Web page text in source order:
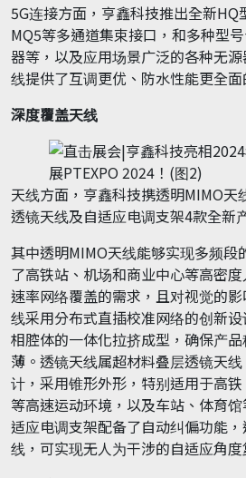
5G连接方面，亨鑫科技推出全新HQ
MQ5等多通道集束接口，和多种型
器等，以及应用场景广泛的各种无
线提供了互调更优、防水性能更全面
深度覆盖天线
天线方面，亨鑫科技携透明MIMO天
透镜天线及自适应电调支架4款全新
其中透明MIMO天线能够实现多频段
了高铁站、机场和商业中心等高密
速率网络覆盖的需求，且对视觉的
线采用分布式直插校准网络的创新
相腔体的一体化拉挤成型，确保产
薄。透镜天线属超材料叠层透镜天
计，采用锥形外形，特别适用于高
等高速运动环境，以及车站、体育
适应电调支架配备了自动纠偏功能
线，可实现无人为干涉的自适应角度